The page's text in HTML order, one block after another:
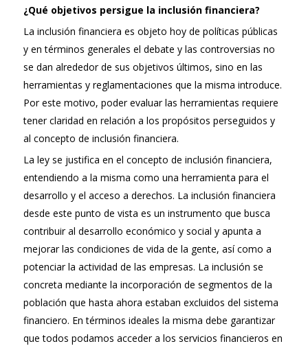
¿Qué objetivos persigue la inclusión financiera?
La inclusión financiera es objeto hoy de políticas públicas
y en términos generales el debate y las controversias no
se dan alrededor de sus objetivos últimos, sino en las
herramientas y reglamentaciones que la misma introduce.
Por este motivo, poder evaluar las herramientas requiere
tener claridad en relación a los propósitos perseguidos y
al concepto de inclusión financiera.
La ley se justifica en el concepto de inclusión financiera,
entendiendo a la misma como una herramienta para el
desarrollo y el acceso a derechos. La inclusión financiera
desde este punto de vista es un instrumento que busca
contribuir al desarrollo económico y social y apunta a
mejorar las condiciones de vida de la gente, así como a
potenciar la actividad de las empresas. La inclusión se
concreta mediante la incorporación de segmentos de la
población que hasta ahora estaban excluidos del sistema
financiero. En términos ideales la misma debe garantizar
que todos podamos acceder a los servicios financieros en